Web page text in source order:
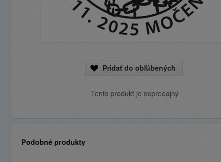
Pridať do obľúbených
Tento produkt je nepredajný
Podobné produkty